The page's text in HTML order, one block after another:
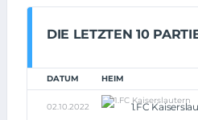
DIE LETZTEN 10
DATUM HEIM
02.10.2022 1.FC